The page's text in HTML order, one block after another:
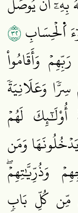
اَ۬لۡحِسَابِ٢٣
وَأَقَامُواْ
سِرّٗا وَعَلَانِيَةٗ
أُوْلَٰٓئِكَ لَهُمۡ
وَمَن
وَذُرِّيَّٰتِهِمۡۖ
مِّن كُلِّ بَابٖ